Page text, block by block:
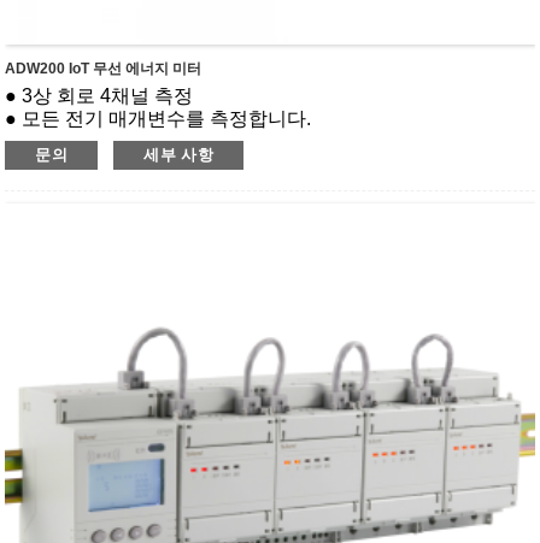
ADW200 IoT 무선 에너지 미터
● 3상 회로 4채널 측정
● 모든 전기 매개변수를 측정합니다.
● 통신 : RS485(Modbus-RTU)
● 2일~31일 하모닉
문의 세부 사항